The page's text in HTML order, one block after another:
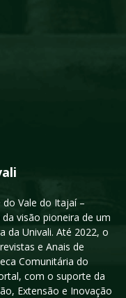
Vale do Itajaí –
visão pioneira de um
da Univali. Até 2022, o
e Anais de
Comunitária do
com o suporte da
Extensão e Inovação